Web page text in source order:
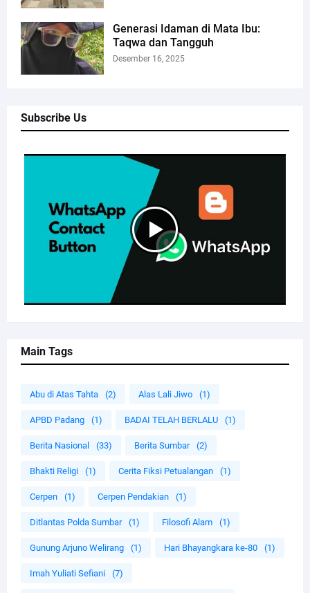
Generasi Idaman di Mata Ibu:
Taqwa dan Tangguh
Desember 16, 2025
Subscribe Us
Main Tags
Abu di Atas Tahta (2) Alas Lali Jiwo (1)
APBD Padang (1) BADAI TELAH BERLALU (1)
Berita Nasional (33) Berita Sumbar (2)
Bhakti Religi (1) Cerita Fiksi Petualangan (1)
Cerpen (1) Cerpen Pendakian (1)
Ditlantas Polda Sumbar (1) Filosofi Alam (1)
Gunung Arjuno Welirang (1) Hari Bhayangkara ke-80 (1)
Imah Yuliati Sefiani (7)